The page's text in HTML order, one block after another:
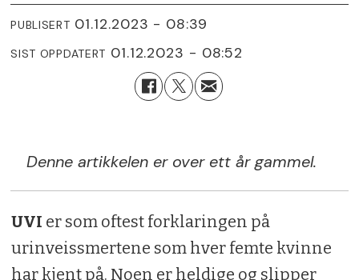
PUBLISERT 01.12.2023 - 08:39
SIST OPPDATERT 01.12.2023 - 08:52
Denne artikkelen er over ett år gammel.
UVI er som oftest forklaringen på
urinveissmertene som hver femte kvinne
har kjent på. Noen er heldige og slipper